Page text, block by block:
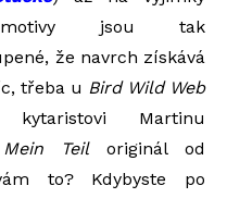
motivy jsou tak
že navrch získává
třeba u Bird Wild Web
Martinu
Mein Teiloriginál od
to? Kdybyste po